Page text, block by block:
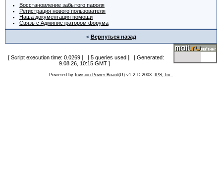
Восстановление забытого пароля
Регистрация нового пользователя
Наша документация помощи
Связь с Администратором форума
< Вернуться назад
[ Script execution time: 0.0269 ] [ 5 queries used ] [ Generated:
9.08.26, 10:15 GMT ]
Powered by Invision Power Board(U) v1.2 © 2003 IPS, Inc.